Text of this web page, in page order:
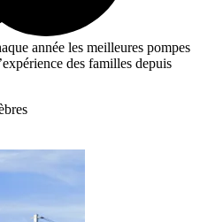
année les meilleures pompes
des familles depuis